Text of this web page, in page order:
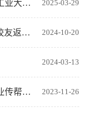
2025-03-29
研途砥砺展风华，昂扬斗志启华章——西北工业大学马克思主义学院2022届研究生毕业典礼圆满举行
2024-10-20
校友返校｜共画“同心圆”—马克思主义学院校友返校记
2024-03-13
2023-11-26
马克思主义学院组织开展选调生培训会暨就业传帮带主题团日活动